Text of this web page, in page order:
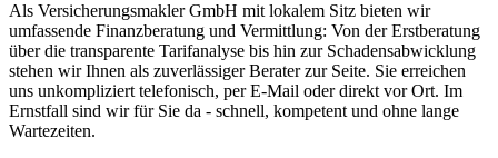
Als Versicherungsmakler GmbH mit lokalem Sitz bieten wir
umfassende Finanzberatung und Vermittlung: Von der Erstberatung
über die transparente Tarifanalyse bis hin zur Schadensabwicklung
stehen wir Ihnen als zuverlässiger Berater zur Seite. Sie erreichen
uns unkompliziert telefonisch, per E-Mail oder direkt vor Ort. Im
Ernstfall sind wir für Sie da - schnell, kompetent und ohne lange
Wartezeiten.